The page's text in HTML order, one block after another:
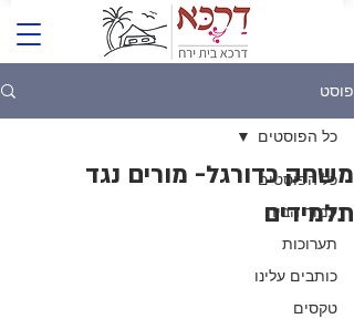
פוסט
כל הפוסטים
עמוד הבית
תערוכות
כותבים עלינו
טקסים
כל הפוסטים
משחק כדורגל- מורים נגד
תלמידים